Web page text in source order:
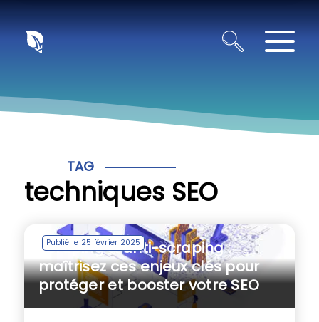
TAG
techniques SEO
Publié le 25 février 2025
Scraping & anti-scraping :
maîtrisez ces enjeux clés pour
protéger et booster votre SEO
Panneau de gestion des cookies